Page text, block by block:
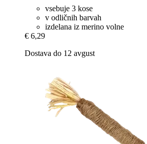
vsebuje 3 kose
v odličnih barvah
izdelana iz merino volne
€ 6,29
Dostava do 12 avgust